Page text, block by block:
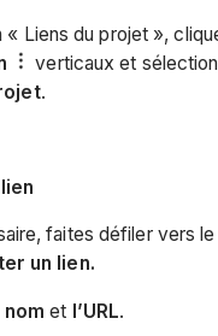
« Liens du projet »,
verticaux et
.
faites défiler vers
un lien.
nom et l’URL.